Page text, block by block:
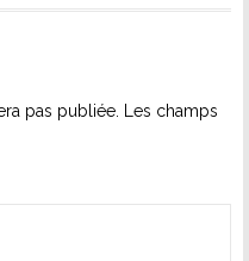
pas publiée.
Les champs